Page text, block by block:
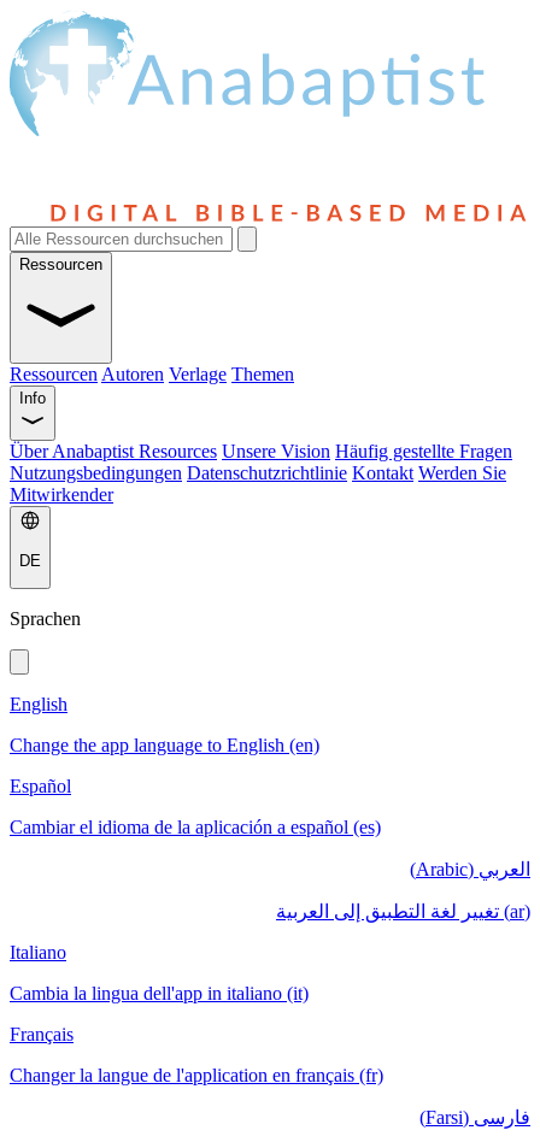
Ressourcen
Ressourcen Autoren Verlage Themen
Info
Über Anabaptist Resources Unsere Vision Häufig gestellte Fragen
Nutzungsbedingungen Datenschutzrichtlinie Kontakt Werden Sie
Mitwirkender
DE
Sprachen
English
Change the app language to English (en)
Español
Cambiar el idioma de la aplicación a español (es)
العربي (Arabic)
(ar) تغيير لغة التطبيق إلى العربية
Italiano
Cambia la lingua dell'app in italiano (it)
Français
Changer la langue de l'application en français (fr)
فارسی (Farsi)